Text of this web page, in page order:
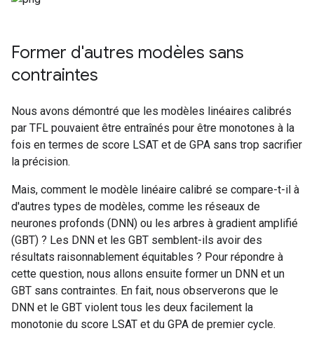
Former d'autres modèles sans
contraintes
Nous avons démontré que les modèles linéaires calibrés
par TFL pouvaient être entraînés pour être monotones à la
fois en termes de score LSAT et de GPA sans trop sacrifier
la précision.
Mais, comment le modèle linéaire calibré se compare-t-il à
d'autres types de modèles, comme les réseaux de
neurones profonds (DNN) ou les arbres à gradient amplifié
(GBT) ? Les DNN et les GBT semblent-ils avoir des
résultats raisonnablement équitables ? Pour répondre à
cette question, nous allons ensuite former un DNN et un
GBT sans contraintes. En fait, nous observerons que le
DNN et le GBT violent tous les deux facilement la
monotonie du score LSAT et du GPA de premier cycle.